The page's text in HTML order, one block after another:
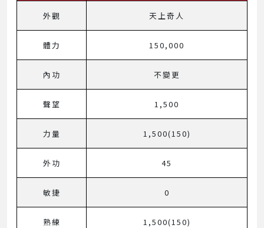
外觀 天上奇人
體力 150,000
內功 不變更
聲望 1,500
力量 1,500(150)
外功 45
敏捷 0
熟練 1,500(150)